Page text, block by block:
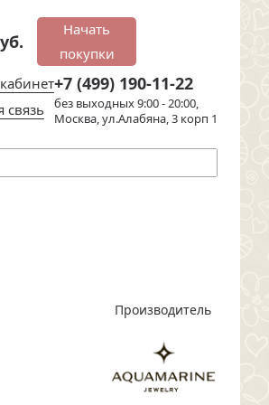
Начать
покупки
связь
+7 (499) 190-11-22
без выходных 9:00 - 20:00,
Москва, ул.Алабяна, 3 корп 1
Производитель